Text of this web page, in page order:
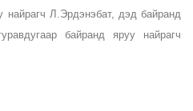
найрагч Л.Эрдэнэбат, дэд байранд
байранд яруу найрагч